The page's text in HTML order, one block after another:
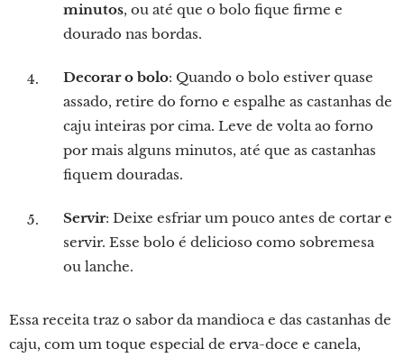
minutos, ou até que o bolo fique firme e
dourado nas bordas.
Decorar o bolo: Quando o bolo estiver quase
assado, retire do forno e espalhe as castanhas de
caju inteiras por cima. Leve de volta ao forno
por mais alguns minutos, até que as castanhas
fiquem douradas.
Servir: Deixe esfriar um pouco antes de cortar e
servir. Esse bolo é delicioso como sobremesa
ou lanche.
Essa receita traz o sabor da mandioca e das castanhas de
caju, com um toque especial de erva-doce e canela,